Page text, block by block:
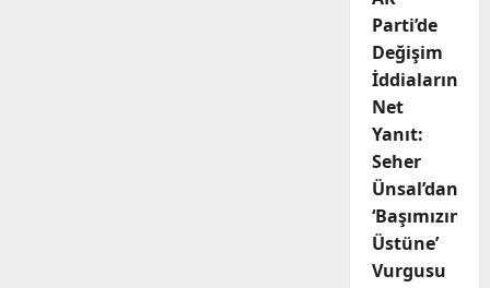
Parti’de
Değişim
İddialarına
Net
Yanıt:
Seher
Ünsal’dan
‘Başımızın
Üstüne’
Vurgusu